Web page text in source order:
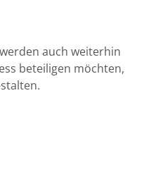
auch weiterhin
beteiligen möchten,